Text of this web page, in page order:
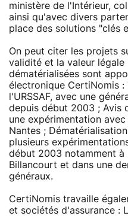
ministère de l'Intérieur,
ainsi qu'avec divers
place des solutions "clés
On peut citer les projets
validité et la valeur légale
dématérialisées sont
électronique CertiNomis :
l'URSSAF, avec une
depuis début 2003 ; Avis
une expérimentation avec
Nantes ;
plusieurs
début 2003 notamment à
Billancourt et dans une
généraux.
CertiNomis travaille
et sociétés d'assurance :